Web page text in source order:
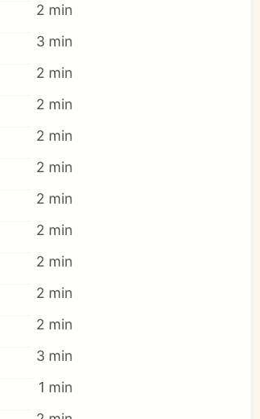
2 min
3 min
2 min
2 min
2 min
2 min
2 min
2 min
2 min
2 min
2 min
3 min
1 min